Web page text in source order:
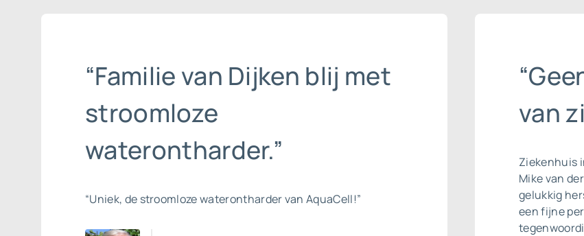
“Familie van Dijken blij met
stroomloze
waterontharder.”
“Uniek, de stroomloze waterontharder van AquaCell!”
van
Ziekenhuis
Mike van
gelukkig
een fijne